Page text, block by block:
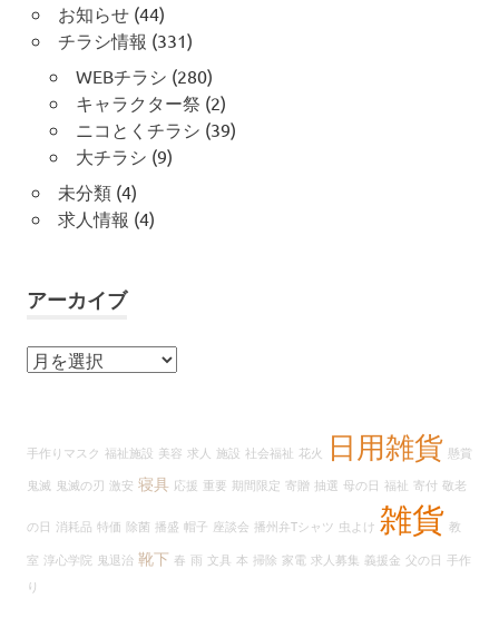
お知らせ(44)
チラシ情報 (331)
WEBチラシ (280)
キャラクター祭 (2)
ニコとくチラシ (39)
大チラシ (9)
未分類(4)
求人情報 (4)
アーカイブ
ア
ブ
手作りマスク 福祉施設 美容 求人 施設 社会福祉 花火 日用雑貨 懸賞
鬼滅 鬼滅の刃 激安 寝具 応援 重要 期間限定 寄贈 抽選 母の日 福祉 寄付 敬老
の日 消耗品 特価 除菌 播盛 帽子 座談会 播州弁Tシャツ 虫よけ 雑貨 教
室 淳心学院 鬼退治 靴下 春 雨 文具 本 掃除 家電 求人募集 義援金 父の日 手作
り